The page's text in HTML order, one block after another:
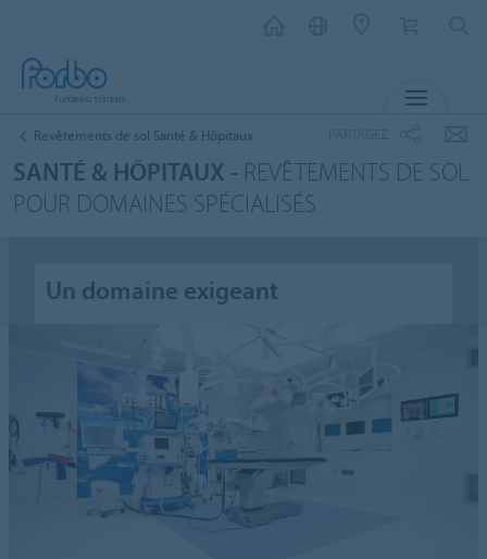
Revêtements de sol Santé & Hôpitaux
SANTÉ & HÔPITAUX - REVÊTEMENTS DE SOL
POUR DOMAINES SPÉCIALISÉS
Un domaine exigeant